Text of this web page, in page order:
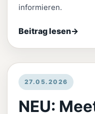
informieren.
Beitrag lesen→
27.05.2026
NEU: